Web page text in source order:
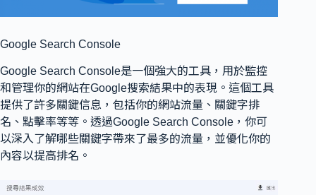
Google Search Console
Google Search Console是一個強大的工具，用於監控
和管理你的網站在Google搜索結果中的表現。這個工具
提供了許多關鍵信息，包括你的網站流量、關鍵字排
名、點擊率等等。透過Google Search Console，你可
以深入了解哪些關鍵字帶來了最多的流量，並優化你的
內容以提高排名。